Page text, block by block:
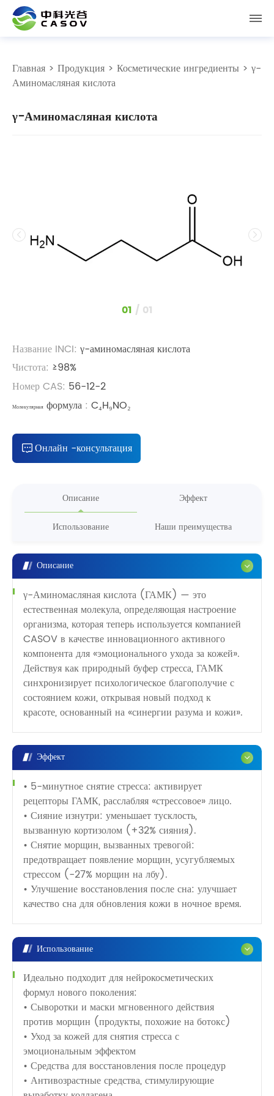
Главная > Продукция > Косметические ингредиенты > γ-
Аминомасляная кислота
γ-Аминомасляная кислота
1 / 1
Название INCI: γ-аминомасляная кислота
Чистота: ≥98%
Номер CAS: 56-12-2
Молекулярная формула : C₄H₉NO₂
Онлайн -консультация
Описание Эффект
Использование Наши преимущества
Описание
γ-Аминомасляная кислота (ГАМК) — это
естественная молекула, определяющая настроение
организма, которая теперь используется компанией
CASOV в качестве инновационного активного
компонента для «эмоционального ухода за кожей».
Действуя как природный буфер стресса, ГАМК
синхронизирует психологическое благополучие с
состоянием кожи, открывая новый подход к
красоте, основанный на «синергии разума и кожи».
Эффект
• 5-минутное снятие стресса: активирует
рецепторы ГАМК, расслабляя «стрессовое» лицо.
• Сияние изнутри: уменьшает тусклость,
вызванную кортизолом (+32% сияния).
• Снятие морщин, вызванных тревогой:
предотвращает появление морщин, усугубляемых
стрессом (-27% морщин на лбу).
• Улучшение восстановления после сна: улучшает
качество сна для обновления кожи в ночное время.
Использование
Идеально подходит для нейрокосметических
формул нового поколения:
• Сыворотки и маски мгновенного действия
против морщин (продукты, похожие на ботокс)
• Уход за кожей для снятия стресса с
эмоциональным эффектом
• Средства для восстановления после процедур
• Антивозрастные средства, стимулирующие